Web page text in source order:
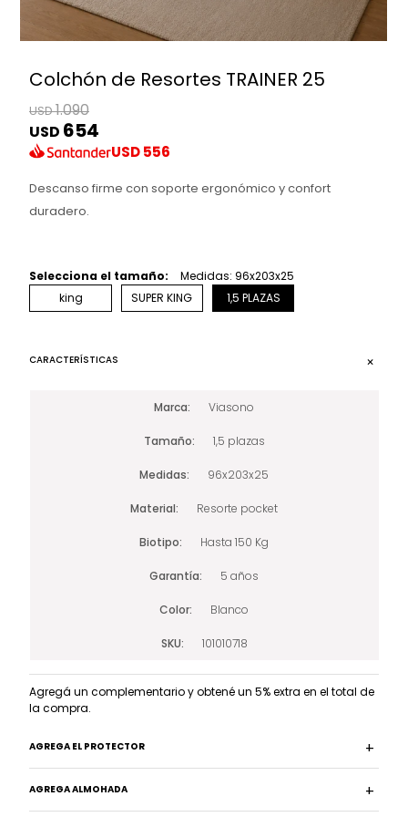
Colchón de Resortes TRAINER 25
USD1.090
USD 654
USD556
Descanso firme con soporte ergonómico y confort
duradero.
Selecciona el tamaño:
Medidas: 96x203x25
king
SUPER KING 1,5 PLAZAS
CARACTERÍSTICAS
Marca Viasono
Tamaño 1,5 plazas
Medidas 96x203x25
Material Resorte pocket
Biotipo Hasta 150 Kg
Garantía 5 años
Color Blanco
SKU 101010718
Agregá un complementario y obtené un 5% extra en el total de
la compra.
AGREGA EL PROTECTOR
AGREGA ALMOHADA